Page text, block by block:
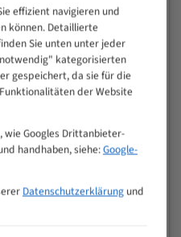
4/5
effizient navigieren und
können. Detaillierte
Sie unten unter jeder
kategorisierten
gespeichert, da sie für die
der Website
Googles Drittanbieter-
handhaben, siehe:Google-
Datenschutzerklärungund